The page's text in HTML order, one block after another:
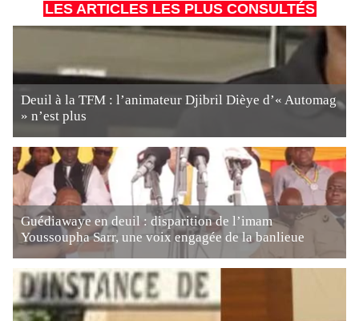
LES ARTICLES LES PLUS CONSULTÉS
Deuil à la TFM : l’animateur Djibril Dièye d’« Automag
» n’est plus
Guédiawaye en deuil : disparition de l’imam
Youssoupha Sarr, une voix engagée de la banlieue